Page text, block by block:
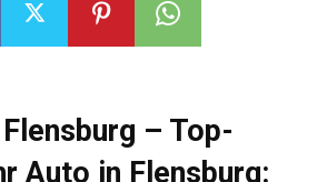
– Top-
Auto in Flensburg: